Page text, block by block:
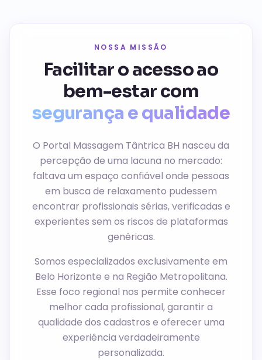
NOSSA MISSÃO
Facilitar o acesso ao
bem-estar com
segurança e qualidade
O Portal Massagem Tântrica BH nasceu da
percepção de uma lacuna no mercado:
faltava um espaço confiável onde pessoas
em busca de relaxamento pudessem
encontrar profissionais sérias, verificadas e
experientes sem os riscos de plataformas
genéricas.
Somos especializados exclusivamente em
Belo Horizonte e na Região Metropolitana.
Esse foco regional nos permite conhecer
melhor cada profissional, garantir a
qualidade dos cadastros e oferecer uma
experiência verdadeiramente
personalizada.